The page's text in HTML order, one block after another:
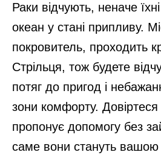
Раки відчують, неначе
океан у стані припливу.
покровитель, проходить
Стрільця, тож будете
потяг до пригод і
зони комфорту.
пропонує допомогу без
саме вони стануть